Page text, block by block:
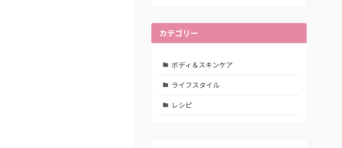
カテゴリー
ボディ＆スキンケア
ライフスタイル
レシピ